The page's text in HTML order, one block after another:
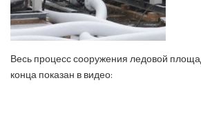
Весь процесс сооружения ледовой
конца показан в видео: